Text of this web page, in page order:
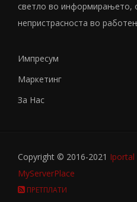
светло во информирањето,
непристрасноста во
Импресум
Маркетинг
За Нас
Copyright © 2016-2021 Iportal
MyServerPlace
ПРЕТПЛАТИ